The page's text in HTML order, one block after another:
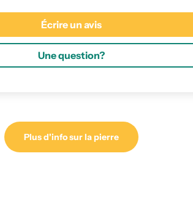
Écrire un avis
Une question?
Plus d'info sur la pierre